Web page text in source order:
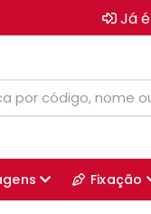
Já
Fixação